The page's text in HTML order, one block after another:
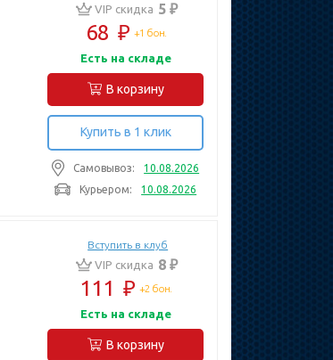
VIP скидка 5 ₽
68 ₽ +1 бон.
Есть на складе
В корзину
Купить в 1 клик
Самовывоз:
10.08.2026
Курьером:
10.08.2026
Вступить в клуб
VIP скидка 8 ₽
111 ₽ +2 бон.
Есть на складе
В корзину